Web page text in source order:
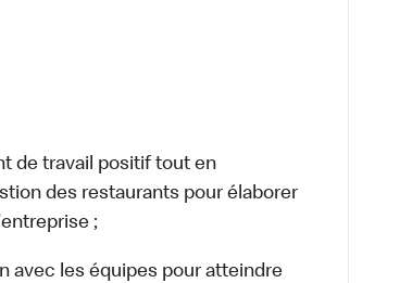
travail positif tout en
des restaurants pour élaborer
;
les équipes pour atteindre